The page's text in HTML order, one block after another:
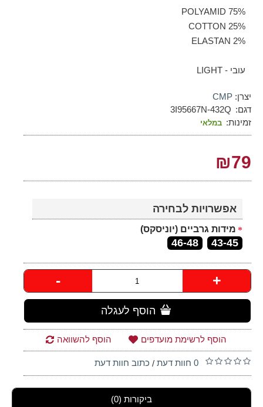
75% POLYAMID
25% COTTON
2% ELASTAN
עובי - LIGHT
יצרן: CMP
דגם: 3I95667N-432Q
זמינות: במלאי
₪79
אפשרויות לבחירה
מידות גרביים (יוניסקס)
43-45
46-48
- +
הוסף לעגלה
הוסף לרשימת מועדפים הוסף להשוואה
0 חוות דעת / כתוב חוות דעת
ביקורות (0)